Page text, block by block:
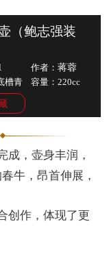
（鲍志强装
作者：蒋蓉
槽青 容量：220cc
成，壶身丰润，
牛，昂首伸展，
创作，体现了更